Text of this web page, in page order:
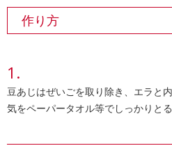
作り方
豆あじはぜいごを取り除き、エラと
気をペーパータオル等でしっかりとる